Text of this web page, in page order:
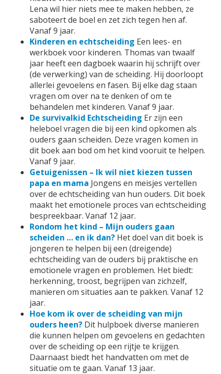
Lena wil hier niets mee te maken hebben, ze
saboteert de boel en zet zich tegen hen af.
Vanaf 9 jaar.
Kinderen en echtscheiding Een lees- en
werkboek voor kinderen. Thomas van twaalf
jaar heeft een dagboek waarin hij schrijft over
(de verwerking) van de scheiding. Hij doorloopt
allerlei gevoelens en fasen. Bij elke dag staan
vragen om over na te denken of om te
behandelen met kinderen. Vanaf 9 jaar.
De survivalkid Echtscheiding Er zijn een
heleboel vragen die bij een kind opkomen als
ouders gaan scheiden. Deze vragen komen in
dit boek aan bod om het kind vooruit te helpen.
Vanaf 9 jaar.
Getuigenissen – Ik wil niet kiezen tussen
papa en mama Jongens en meisjes vertellen
over de echtscheiding van hun ouders. Dit boek
maakt het emotionele proces van echtscheiding
bespreekbaar. Vanaf 12 jaar.
Rondom het kind – Mijn ouders gaan
scheiden … en ik dan? Het doel van dit boek is
jongeren te helpen bij een (dreigende)
echtscheiding van de ouders bij praktische en
emotionele vragen en problemen. Het biedt:
herkenning, troost, begrijpen van zichzelf,
manieren om situaties aan te pakken. Vanaf 12
jaar.
Hoe kom ik over de scheiding van mijn
ouders heen? Dit hulpboek diverse manieren
die kunnen helpen om gevoelens en gedachten
over de scheiding op een rijtje te krijgen.
Daarnaast biedt het handvatten om met de
situatie om te gaan. Vanaf 13 jaar.